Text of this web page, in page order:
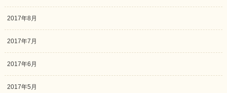
2017年8月
2017年7月
2017年6月
2017年5月